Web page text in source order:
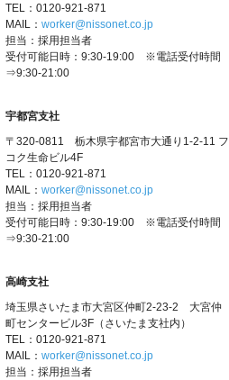
TEL：0120-921-871
MAIL： worker@nissonet.co.jp
担当：採用担当者
受付可能日時：9:30-19:00 ※電話受付時間
⇒9:30-21:00
宇都宮支社
〒320-0811 栃木県宇都宮市大通り1-2-11 フ
コク生命ビル4F
TEL：0120-921-871
MAIL： worker@nissonet.co.jp
担当：採用担当者
受付可能日時：9:30-19:00 ※電話受付時間
⇒9:30-21:00
高崎支社
埼玉県さいたま市大宮区仲町2-23-2 大宮仲
町センタービル3F（さいたま支社内）
TEL：0120-921-871
MAIL： worker@nissonet.co.jp
担当：採用担当者